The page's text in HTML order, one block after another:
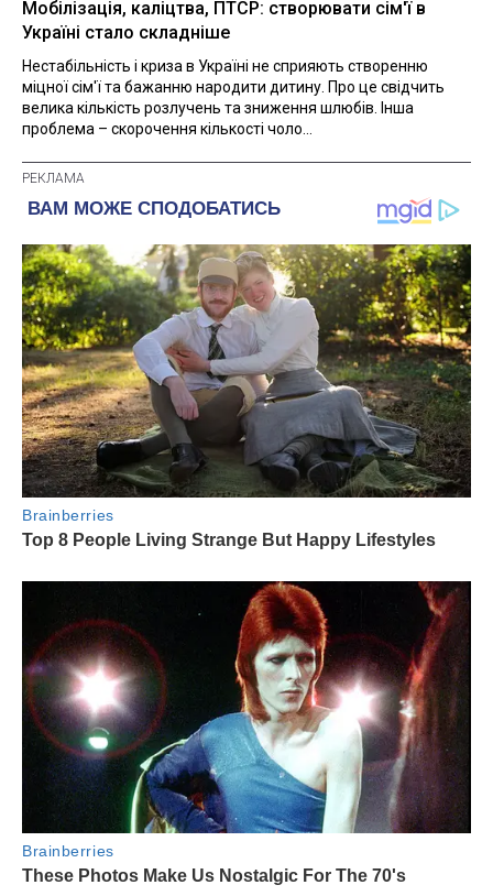
Мобілізація, каліцтва, ПТСР: створювати сім'ї в
Україні стало складніше
Нестабільність і криза в Україні не сприяють створенню
міцної сім'ї та бажанню народити дитину. Про це свідчить
велика кількість розлучень та зниження шлюбів. Інша
проблема – скорочення кількості чоло...